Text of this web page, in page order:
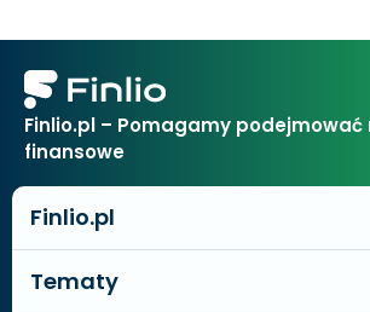
Finlio.pl – Pomagamy
finansowe
Finlio.pl
Tematy